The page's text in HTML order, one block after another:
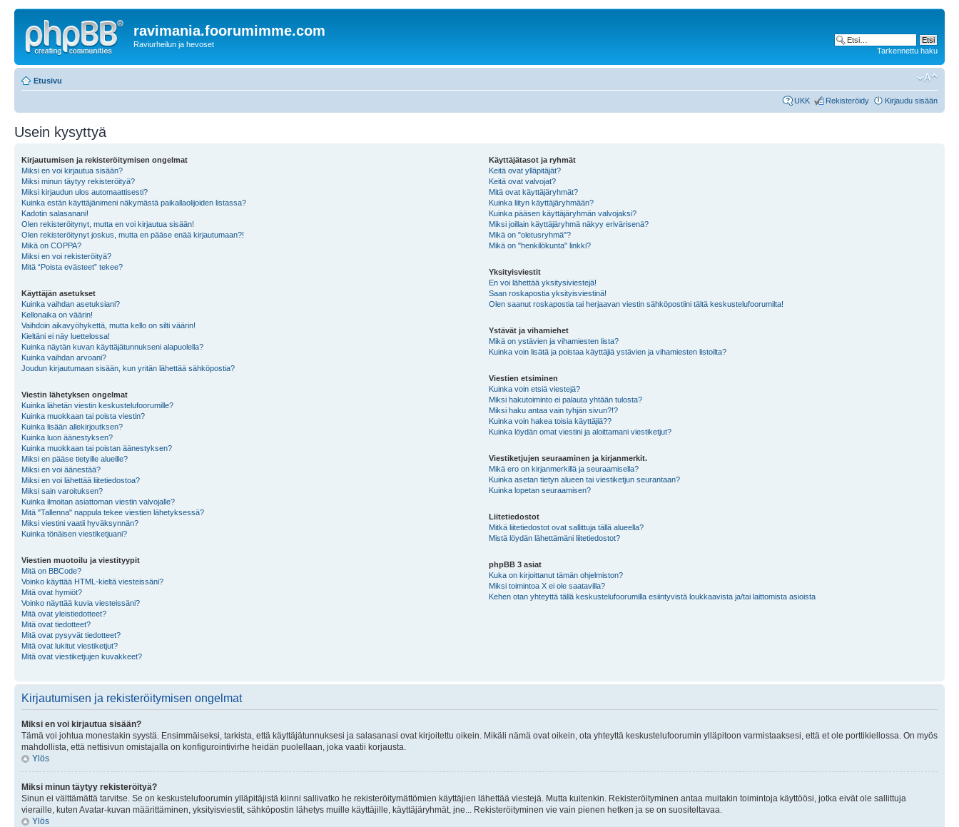
ravimania.foorumimme.com
Raviurheilun ja hevoset
Tarkennettu haku
Etusivu
UKK Rekisteröidy Kirjaudu sisään
Usein kysyttyä
Kirjautumisen ja rekisteröitymisen ongelmat
Miksi en voi kirjautua sisään?
Miksi minun täytyy rekisteröityä?
Miksi kirjaudun ulos automaattisesti?
Kuinka estän käyttäjänimeni näkymästä paikallaolijoiden listassa?
Kadotin salasanani!
Olen rekisteröitynyt, mutta en voi kirjautua sisään!
Olen rekisteröitynyt joskus, mutta en pääse enää kirjautumaan?!
Mikä on COPPA?
Miksi en voi rekisteröityä?
Mitä “Poista evästeet” tekee?
Käyttäjän asetukset
Kuinka vaihdan asetuksiani?
Kellonaika on väärin!
Vaihdoin aikavyöhykettä, mutta kello on silti väärin!
Kieltäni ei näy luettelossa!
Kuinka näytän kuvan käyttäjätunnukseni alapuolella?
Kuinka vaihdan arvoani?
Joudun kirjautumaan sisään, kun yritän lähettää sähköpostia?
Viestin lähetyksen ongelmat
Kuinka lähetän viestin keskustelufoorumille?
Kuinka muokkaan tai poista viestin?
Kuinka lisään allekirjoutksen?
Kuinka luon äänestyksen?
Kuinka muokkaan tai poistan äänestyksen?
Miksi en pääse tietyille alueille?
Miksi en voi äänestää?
Miksi en voi lähettää liitetiedostoa?
Miksi sain varoituksen?
Kuinka ilmoitan asiattoman viestin valvojalle?
Mitä "Tallenna" nappula tekee viestien lähetyksessä?
Miksi viestini vaatii hyväksynnän?
Kuinka tönäisen viestiketjuani?
Viestien muotoilu ja viestityypit
Mitä on BBCode?
Voinko käyttää HTML-kieltä viesteissäni?
Mitä ovat hymiöt?
Voinko näyttää kuvia viesteissäni?
Mitä ovat yleistiedotteet?
Mitä ovat tiedotteet?
Mitä ovat pysyvät tiedotteet?
Mitä ovat lukitut viestiketjut?
Mitä ovat viestiketjujen kuvakkeet?
Käyttäjätasot ja ryhmät
Keitä ovat ylläpitäjät?
Keitä ovat valvojat?
Mitä ovat käyttäjäryhmät?
Kuinka liityn käyttäjäryhmään?
Kuinka pääsen käyttäjäryhmän valvojaksi?
Miksi joillain käyttäjäryhmä näkyy erivärisenä?
Mikä on "oletusryhmä"?
Mikä on "henkilökunta" linkki?
Yksityisviestit
En voi lähettää yksitysiviestejä!
Saan roskapostia yksityisviestinä!
Olen saanut roskapostia tai herjaavan viestin sähköpostiini tältä keskustelufoorumilta!
Ystävät ja vihamiehet
Mikä on ystävien ja vihamiesten lista?
Kuinka voin lisätä ja poistaa käyttäjiä ystävien ja vihamiesten listoilta?
Viestien etsiminen
Kuinka voin etsiä viestejä?
Miksi hakutoiminto ei palauta yhtään tulosta?
Miksi haku antaa vain tyhjän sivun?!?
Kuinka voin hakea toisia käyttäjiä??
Kuinka löydän omat viestini ja aloittamani viestiketjut?
Viestiketjujen seuraaminen ja kirjanmerkit.
Mikä ero on kirjanmerkillä ja seuraamisella?
Kuinka asetan tietyn alueen tai viestiketjun seurantaan?
Kuinka lopetan seuraamisen?
Liitetiedostot
Mitkä liitetiedostot ovat sallittuja tällä alueella?
Mistä löydän lähettämäni liitetiedostot?
phpBB 3 asiat
Kuka on kirjoittanut tämän ohjelmiston?
Miksi toimintoa X ei ole saatavilla?
Kehen otan yhteyttä tällä keskustelufoorumilla esiintyvistä loukkaavista ja/tai laittomista asioista
Kirjautumisen ja rekisteröitymisen ongelmat
Miksi en voi kirjautua sisään?
Tämä voi johtua monestakin syystä. Ensimmäiseksi, tarkista, että käyttäjätunnuksesi ja salasanasi ovat kirjoitettu oikein. Mikäli nämä ovat oikein, ota yhteyttä keskustelufoorumin ylläpitoon varmistaaksesi, että et ole porttikiellossa. On myös
mahdollista, että nettisivun omistajalla on konfigurointivirhe heidän puolellaan, joka vaatii korjausta.
Ylös
Miksi minun täytyy rekisteröityä?
Sinun ei välttämättä tarvitse. Se on keskustelufoorumin ylläpitäjistä kiinni sallivatko he rekisteröitymättömien käyttäjien lähettää viestejä. Mutta kuitenkin. Rekisteröityminen antaa muitakin toimintoja käyttöösi, jotka eivät ole sallittuja
vieraille, kuten Avatar-kuvan määrittäminen, yksityisviestit, sähköpostin lähetys muille käyttäjille, käyttäjäryhmät, jne... Rekisteröityminen vie vain pienen hetken ja se on suositeltavaa.
Ylös